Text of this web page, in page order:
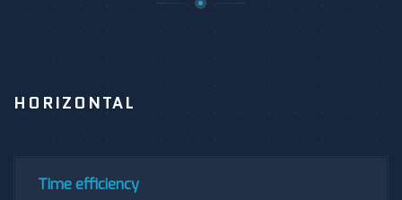
HORIZONTAL
Time efficiency